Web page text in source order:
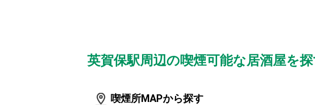
英賀保駅周辺の喫煙可能な居酒屋を
喫煙所MAPから探す